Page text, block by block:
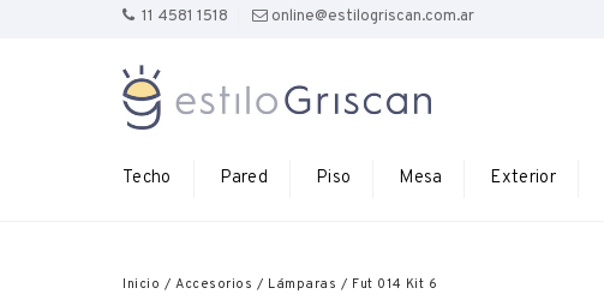
11 4581 1518 online@estilogriscan.com.ar
Techo Pared Piso Mesa Exterior
Inicio / Accesorios / Lámparas / Fut 014 Kit 6